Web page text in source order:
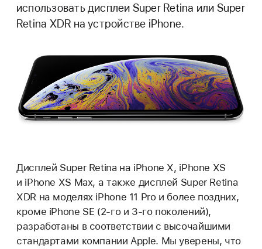
использовать дисплеи Super Retina или Super
Retina XDR на устройстве iPhone.
Дисплей Super Retina на iPhone X, iPhone XS
и iPhone XS Max, а также дисплей Super Retina
XDR на моделях iPhone 11 Pro и более поздних,
кроме iPhone SE (2-го и 3-го поколений),
разработаны в соответствии с высочайшими
стандартами компании Apple. Мы уверены, что